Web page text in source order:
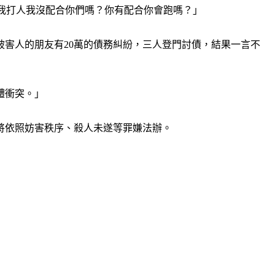
人我沒配合你們嗎？你有配合你會跑嗎？」
人的朋友有20萬的債務糾紛，三人登門討債，結果一言不
突。」
照妨害秩序、殺人未遂等罪嫌法辦。